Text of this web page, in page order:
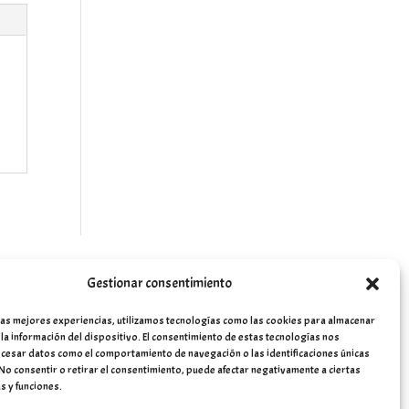
Gestionar consentimiento
mejores experiencias, utilizamos tecnologías como las cookies para almacenar
información del dispositivo. El consentimiento de estas tecnologías nos
datos como el comportamiento de navegación o las identificaciones únicas
consentir o retirar el consentimiento, puede afectar negativamente a ciertas
y funciones.